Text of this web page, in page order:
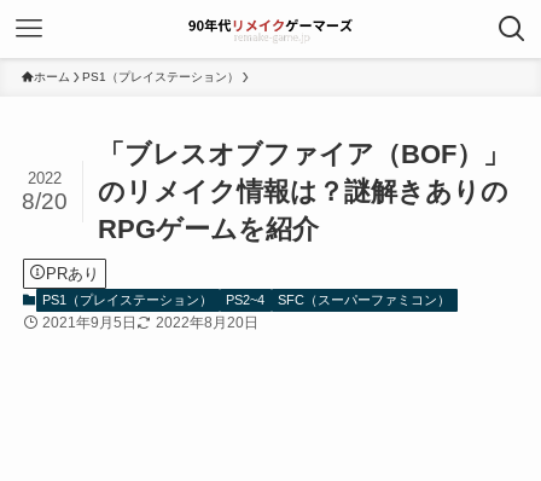
ホーム PS1（プレイステーション）
「ブレスオブファイア（BOF）」
のリメイク情報は？謎解きありの
RPGゲームを紹介
2022
8/20
PRあり
PS1（プレイステーション） PS2~4 SFC（スーパーファミコン）
2021年9月5日 2022年8月20日